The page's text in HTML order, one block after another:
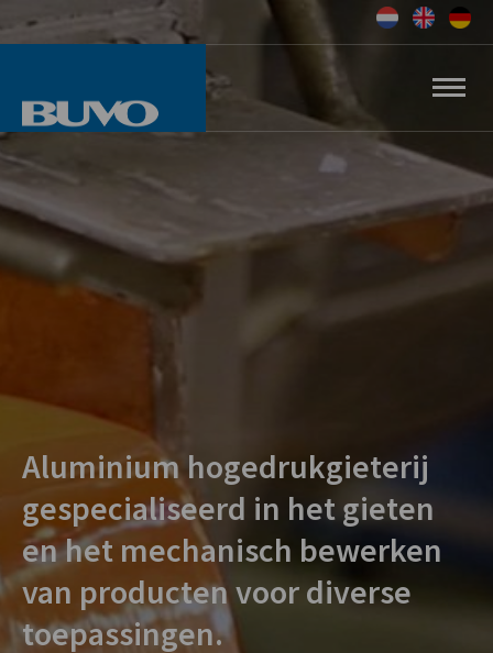
Aluminium hogedrukgieterij
gespecialiseerd in het gieten
en het mechanisch bewerken
van producten voor diverse
toepassingen.